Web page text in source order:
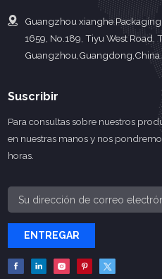
Guangzhou xianghe
1659, No.189, Tiyu West Road,
Guangzhou,Guangdong,China.
Suscribir
Para consultas sobre nuestros
en nuestras manos y nos
horas.
ENTREGAR